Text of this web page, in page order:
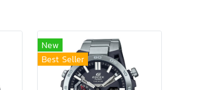
New
Best Seller